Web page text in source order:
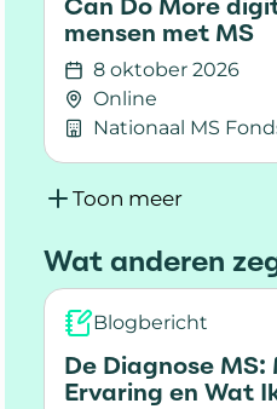
mensen met MS
8 oktober 2026
Online
Nationaal MS
Lees meer over Can
Toon meer
Wat anderen
Blogbericht
De Diagnose
Ervaring en Wat